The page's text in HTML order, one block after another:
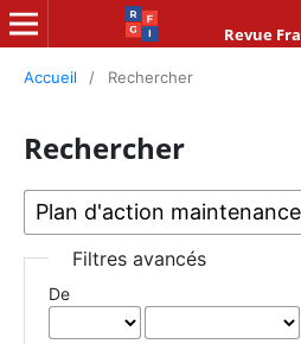
Revue
Accueil / Rechercher
Rechercher
Filtres avancés
De